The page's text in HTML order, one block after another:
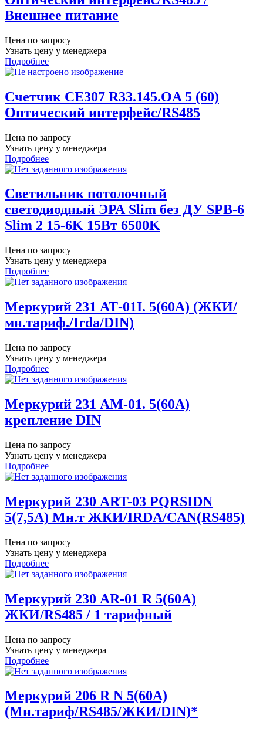
Внешнее питание
Цена по запросу
Узнать цену у менеджера
Подробнее
Счетчик CE307 R33.145.ОA 5 (60)
Оптический интерфейс/RS485
Цена по запросу
Узнать цену у менеджера
Подробнее
Светильник потолочный
светодиодный ЭРА Slim без ДУ SPB-6
Slim 2 15-6K 15Вт 6500K
Цена по запросу
Узнать цену у менеджера
Подробнее
Меркурий 231 АТ-01I. 5(60А) (ЖКИ/
мн.тариф./Irda/DIN)
Цена по запросу
Узнать цену у менеджера
Подробнее
Меркурий 231 АМ-01. 5(60А)
крепление DIN
Цена по запросу
Узнать цену у менеджера
Подробнее
Меркурий 230 ART-03 PQRSIDN
5(7,5А) Мн.т ЖКИ/IRDA/CAN(RS485)
Цена по запросу
Узнать цену у менеджера
Подробнее
Меркурий 230 AR-01 R 5(60А)
ЖКИ/RS485 / 1 тарифный
Цена по запросу
Узнать цену у менеджера
Подробнее
Меркурий 206 R N 5(60А)
(Мн.тариф/RS485/ЖКИ/DIN)*